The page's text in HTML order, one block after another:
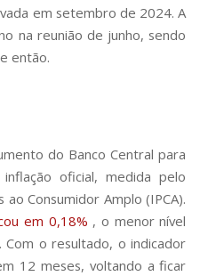
em setembro de 2024. A
na reunião de junho, sendo
então.
do Banco Central para
oficial, medida pelo
Consumidor Amplo (IPCA).
em 0,18% , o menor nível
o resultado, o indicador
12 meses, voltando a ficar